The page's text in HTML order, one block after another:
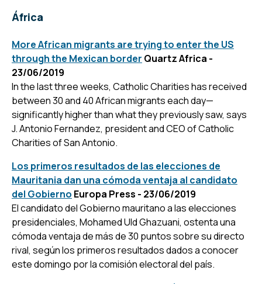
África
More African migrants are trying to enter the US
through the Mexican border Quartz Africa -
23/06/2019
In the last three weeks, Catholic Charities has received
between 30 and 40 African migrants each day—
significantly higher than what they previously saw, says
J. Antonio Fernandez, president and CEO of Catholic
Charities of San Antonio.
Los primeros resultados de las elecciones de
Mauritania dan una cómoda ventaja al candidato
del Gobierno Europa Press - 23/06/2019
El candidato del Gobierno mauritano a las elecciones
presidenciales, Mohamed Uld Ghazuani, ostenta una
cómoda ventaja de más de 30 puntos sobre su directo
rival, según los primeros resultados dados a conocer
este domingo por la comisión electoral del país.